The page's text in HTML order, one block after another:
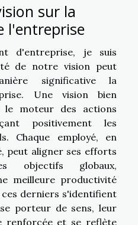
sur la
l'entreprise
d'entreprise, je suis
de notre vision peut
significative la
Une vision bien
le moteur des actions
positivement les
Chaque employé, en
peut aligner ses efforts
objectifs globaux,
meilleure productivité
ces derniers s'identifient
porteur de sens, leur
renforcée et se reflète